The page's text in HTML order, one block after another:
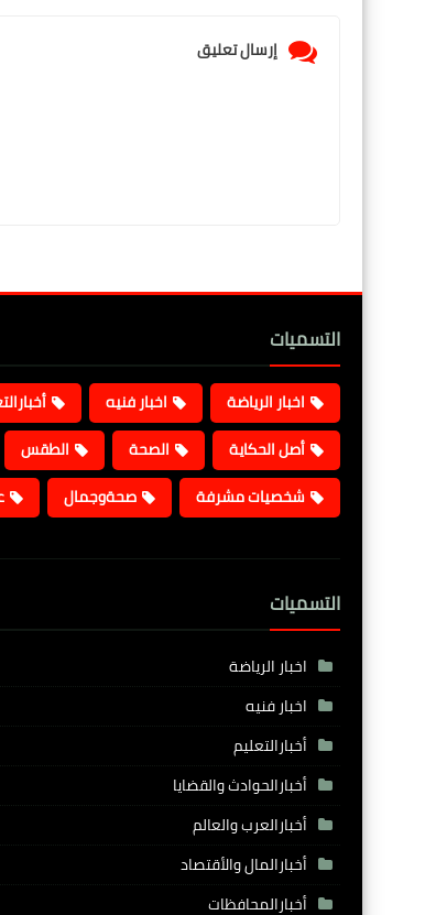
إرسال تعليق
التسميات
اخبار الرياضة اخبار فنيه
أصل الحكاية
الصحة الطقس
شخصيات مشرفة
صحةوجمال
التسميات
اخبار الرياضة
اخبار فنيه
أخبارالتعليم
أخبارالحوادث والقضايا
أخبارالعرب والعالم
أخبارالمال والأقتصاد
أخبارالمحافظات